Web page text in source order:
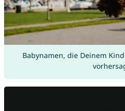
Babynamen, die Deinem